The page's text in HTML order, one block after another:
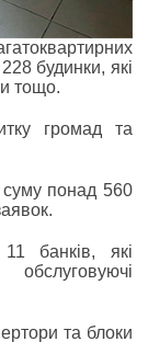
будинки, які
тощо.
громад та
понад 560
банків, які
та блоки